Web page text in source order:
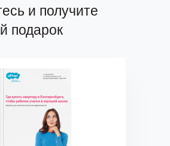
и получите
подарок